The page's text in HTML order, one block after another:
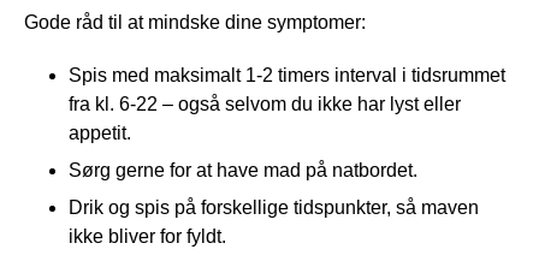
Gode råd til at mindske dine symptomer:
Spis med maksimalt 1-2 timers interval i tidsrummet
fra kl. 6-22 – også selvom du ikke har lyst eller
appetit.
Sørg gerne for at have mad på natbordet.
Drik og spis på forskellige tidspunkter, så maven
ikke bliver for fyldt.